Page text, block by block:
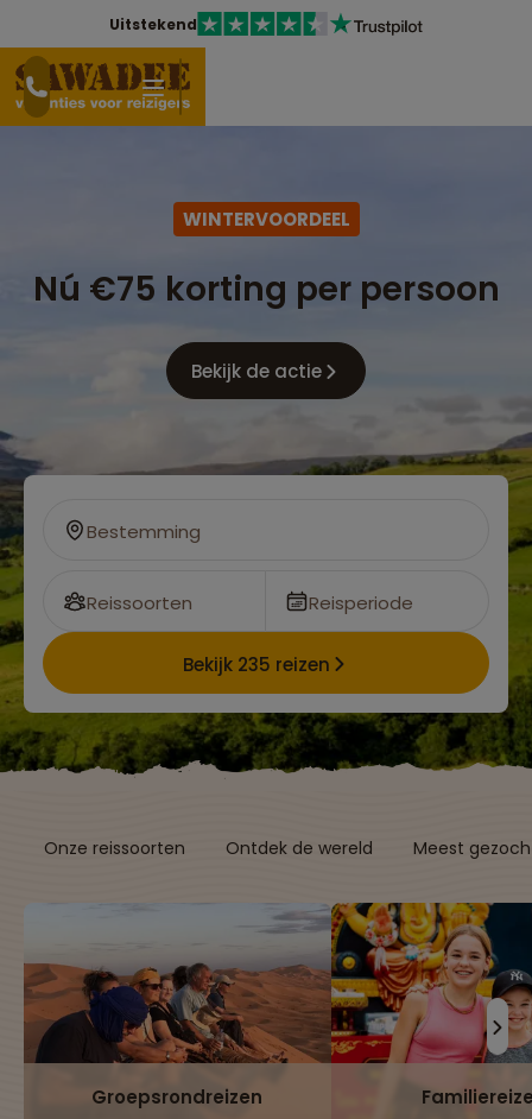
Uitstekend
WINTERVOORDEEL
Nú €75 korting per persoon
Bekijk de actie
Bestemming
Reissoorten Reisperiode
Bekijk 235 reizen
Onze reissoorten Ontdek de wereld Meest
Groepsrondreizen